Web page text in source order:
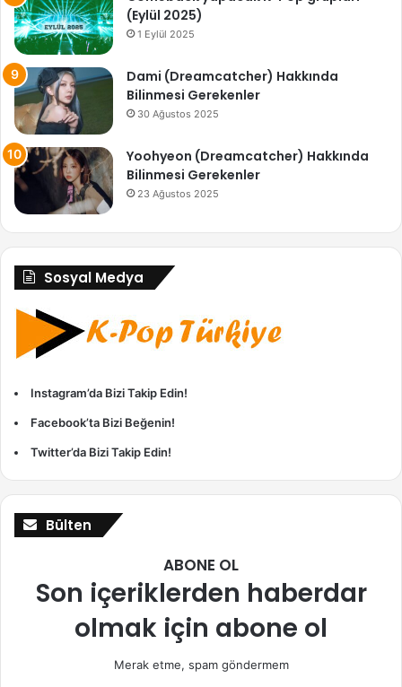
(Eylül 2025)
1 Eylül 2025
Dami (Dreamcatcher) Hakkında
Bilinmesi Gerekenler
30 Ağustos 2025
Yoohyeon (Dreamcatcher) Hakkında
Bilinmesi Gerekenler
23 Ağustos 2025
Sosyal Medya
Instagram’da Bizi Takip Edin!
Facebook’ta Bizi Beğenin!
Twitter’da Bizi Takip Edin!
Bülten
ABONE OL
Son içeriklerden haberdar
olmak için abone ol
Merak etme, spam göndermem